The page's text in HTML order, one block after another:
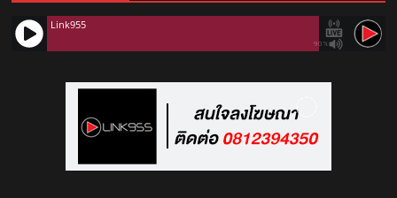
90%
Link955